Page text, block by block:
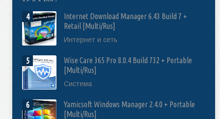
4
Internet Download Manager 6.43 Build 7 +
Retail [Multi/Rus]
Интернет и сеть
5
Wise Care 365 Pro 8.0.4 Build 732 + Portable
[Multi/Rus]
Система
6
Yamicsoft Windows Manager 2.4.0 + Portable
[Multi/Rus]